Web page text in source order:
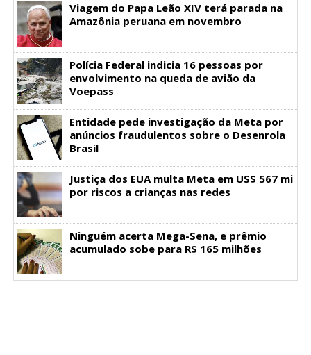
Viagem do Papa Leão XIV terá parada na
Amazônia peruana em novembro
Polícia Federal indicia 16 pessoas por
envolvimento na queda de avião da
Voepass
Entidade pede investigação da Meta por
anúncios fraudulentos sobre o Desenrola
Brasil
Justiça dos EUA multa Meta em US$ 567 mi
por riscos a crianças nas redes
Ninguém acerta Mega-Sena, e prêmio
acumulado sobe para R$ 165 milhões